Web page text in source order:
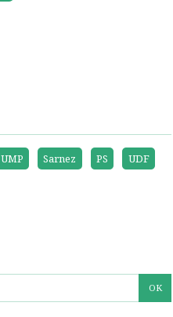
UMP Sarnez PS
UDF